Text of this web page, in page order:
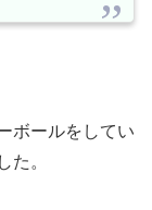
ボールをしてい
た。